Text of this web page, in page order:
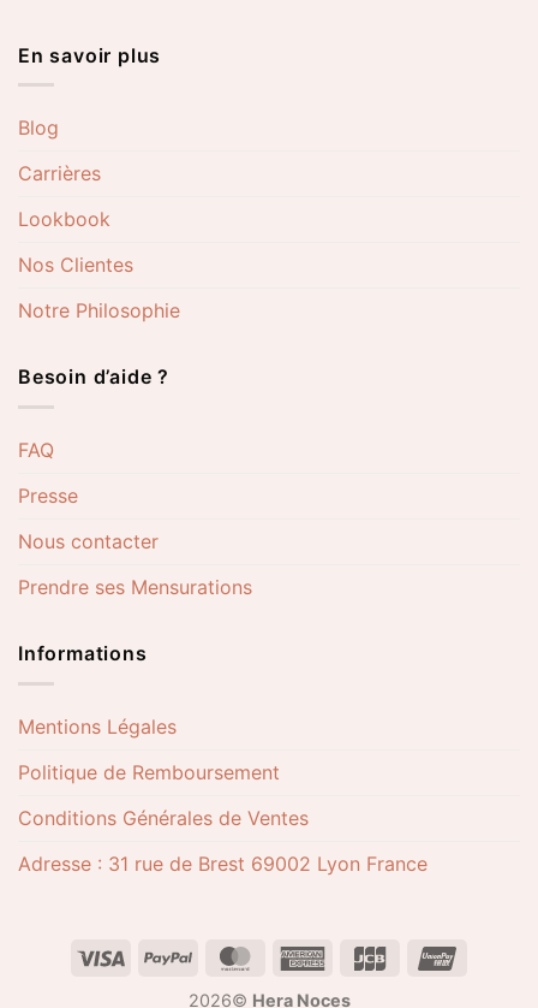
En savoir plus
Blog
Carrières
Lookbook
Nos Clientes
Notre Philosophie
Besoin d’aide ?
FAQ
Presse
Nous contacter
Prendre ses Mensurations
Informations
Mentions Légales
Politique de Remboursement
Conditions Générales de Ventes
Adresse : 31 rue de Brest 69002 Lyon France
2026© Hera Noces